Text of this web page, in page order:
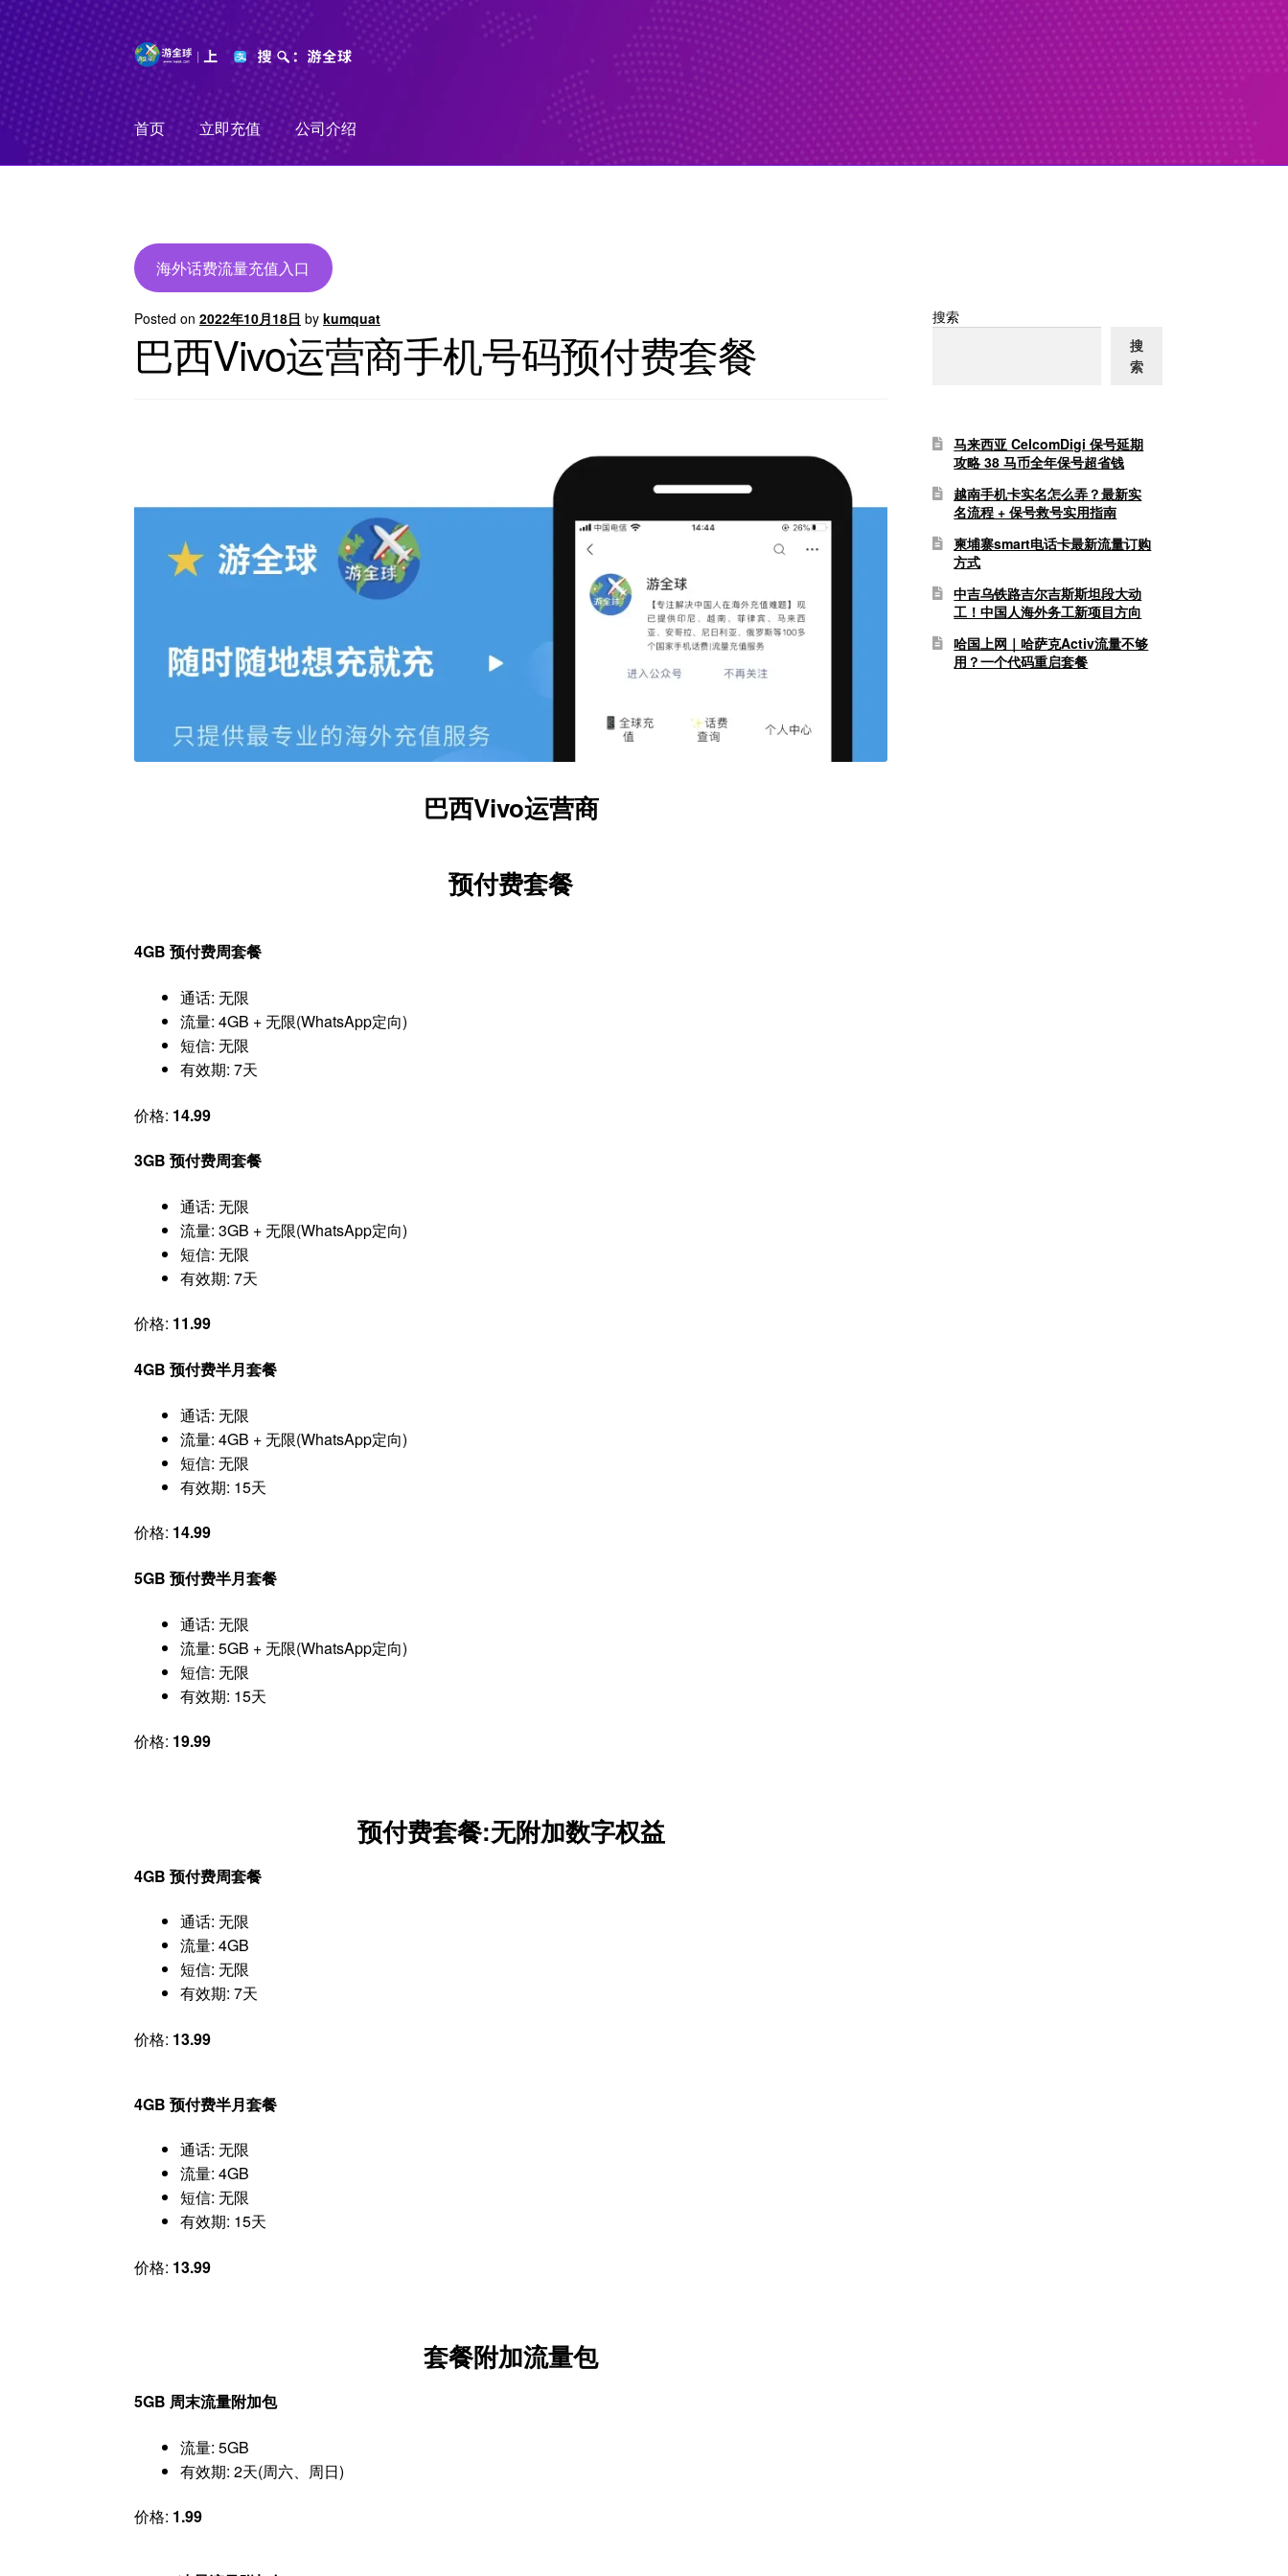
Skip
to
navigation
Skip
to
content
首页
立即充值 公司介绍
海外话费流量充值入口
Posted on2022年10月18日 bykumquat
巴西Vivo运营商手机号码预付费套餐
巴西Vivo运营商
预付费套餐
4GB 预付费周套餐
通话: 无限
流量: 4GB + 无限(WhatsApp定向)
短信: 无限
有效期: 7天
价格: 14.99
3GB 预付费周套餐
通话: 无限
流量: 3GB + 无限(WhatsApp定向)
短信: 无限
有效期: 7天
价格: 11.99
4GB 预付费半月套餐
通话: 无限
流量: 4GB + 无限(WhatsApp定向)
短信: 无限
有效期: 15天
价格: 14.99
5GB 预付费半月套餐
通话: 无限
流量: 5GB + 无限(WhatsApp定向)
短信: 无限
有效期: 15天
价格: 19.99
预付费套餐:无附加数字权益
4GB 预付费周套餐
通话: 无限
流量: 4GB
短信: 无限
有效期: 7天
价格: 13.99
4GB 预付费半月套餐
通话: 无限
流量: 4GB
短信: 无限
有效期: 15天
价格: 13.99
套餐附加流量包
5GB 周末流量附加包
流量: 5GB
有效期: 2天(周六、周日)
价格: 1.99
搜索
搜
索
马来西亚 CelcomDigi 保号延期
攻略 38 马币全年保号超省钱
越南手机卡实名怎么弄？最新实
名流程 + 保号救号实用指南
柬埔寨smart电话卡最新流量订购
方式
中吉乌铁路吉尔吉斯斯坦段大动
工！中国人海外务工新项目方向
哈国上网｜哈萨克Activ流量不够
用？一个代码重启套餐